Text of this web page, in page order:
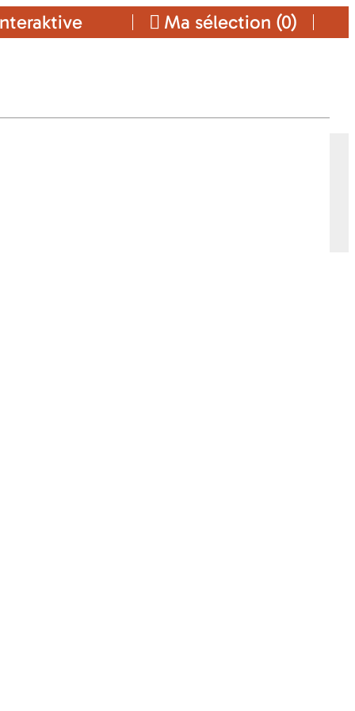
Ma sélection (0)